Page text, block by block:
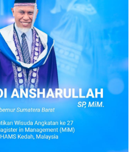
Pascabanjir, PUPR Kota
Alat Berat Perbaiki
Fasilitas Publik
PADANG — Pemerintah Kota
3.000 Pesepeda
Siti Nurbaya Adventure-X
Kota Padang mendadak
pagi....
ke-357, Pemko Padang
Tanam Pohon
Sungai Batang Arau
perayaan Hari Jadi Kota
Kota...